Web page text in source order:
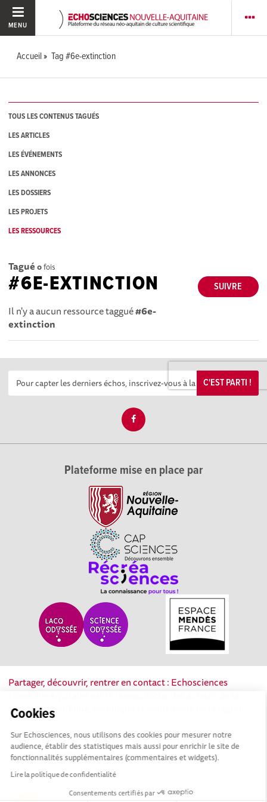
Cookies
Sur Echosciences, nous utilisons des cookies pour mesurer notre
audience, établir des statistiques mais aussi pour enrichir le site de
fonctionnalités supplémentaires (commentaires et widgets).
Lire la politique de confidentialité
Consentements certifiés par
MENU
Accueil Tag #6e-extinction
TOUS LES CONTENUS TAGUÉS
LES ARTICLES
LES ÉVÉNEMENTS
LES ANNONCES
LES DOSSIERS
LES PROJETS
LES RESSOURCES
Tagué 0fois
SUIVRE
#6E-EXTINCTION
Il n'y a aucun ressource taggué#6e-
extinction
C'EST PARTI !
Plateforme mise en place par
Partager, découvrir, rentrer en contact : Echosciences
culture scientifique, technique et industrielle de la région.
Mentions légales|Politique de confidentialité|CGU
|Ligne éditoriale